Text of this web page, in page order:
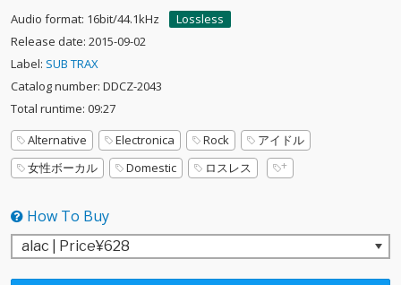
Audio format: 16bit/44.1kHz
Lossless
Release date: 2015-09-02
Label: SUB TRAX
Catalog number: DDCZ-2043
Total runtime: 09:27
Alternative
Electronica Rock
アイドル
女性ボーカル
Domestic ロスレス
How To Buy